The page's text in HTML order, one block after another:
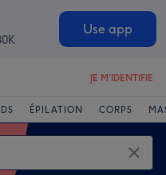
Use app
JE M'IDENTIFIE
ÉPILATION CORPS